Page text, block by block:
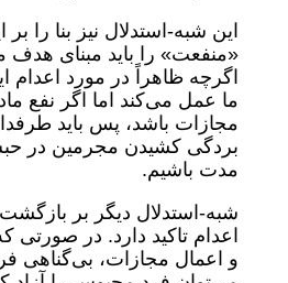
این شبه-استدلال نیز بنا را
«منفعت» را باید مبنای هدف
اگرچه ظاهراً در مورد اعدام
ما عمل می‌کند اما اگر نفع
مجازات باشد، پس باید
بردگی کشیدن مجرمین در
مدت باشیم.
شبه-استدلال دیگر بر
اعدام تاکید دارد. در صورتی
و اعمال مجازات، بی‌گناهی